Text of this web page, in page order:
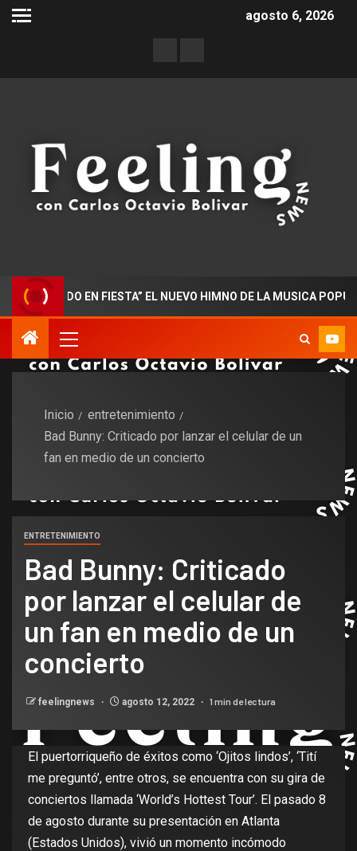
agosto 6, 2026
EN FIESTA” EL NUEVO HIMNO DE LA MUSICA POPULAR
Inicio
entretenimiento
Bad Bunny: Criticado por lanzar el celular de un
fan en medio de un concierto
ENTRETENIMIENTO
Bad Bunny: Criticado
por lanzar el celular de
un fan en medio de un
concierto
feelingnews agosto 12, 2022 1 min de lectura
El puertorriqueño de éxitos como ‘Ojitos lindos’, ‘Tití
me preguntó’, entre otros, se encuentra con su gira de
conciertos llamada ‘World’s Hottest Tour’. El pasado 8
de agosto durante su presentación en Atlanta
(Estados Unidos), vivió un momento incómodo